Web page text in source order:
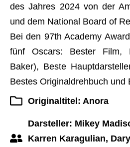
des Jahres 2024 von der
und dem National Board of
Bei den 97th Academy
fünf Oscars: Bester Film,
Baker), Beste
Bestes Originaldrehbuch und
Originaltitel: Anora
Darsteller: Mikey
Karren Karagulian,